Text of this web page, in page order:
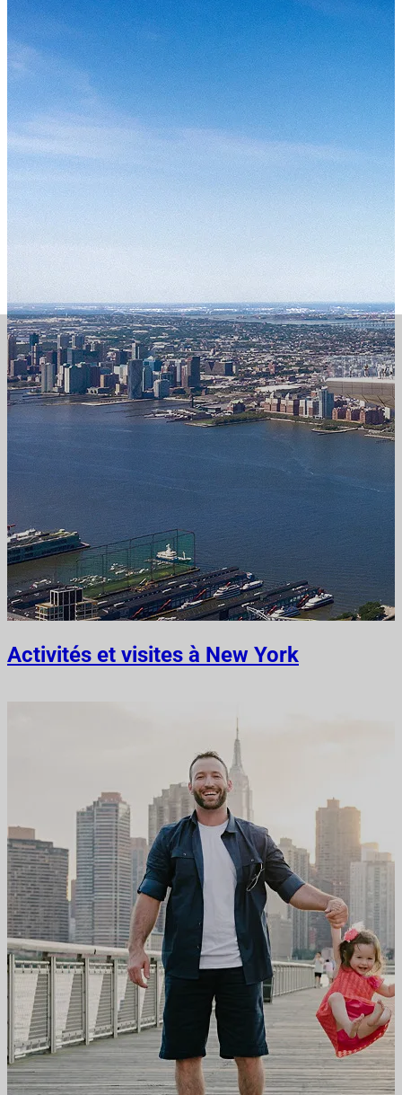
Activités et visites à New York